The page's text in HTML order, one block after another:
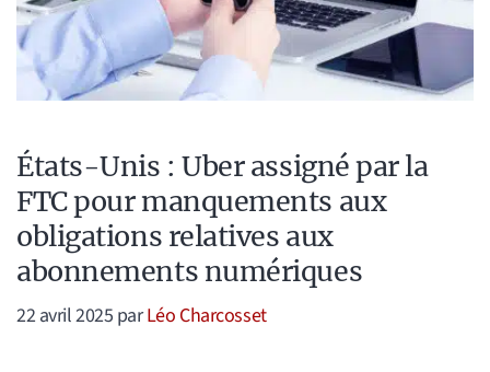
États-Unis : Uber assigné par la
FTC pour manquements aux
obligations relatives aux
abonnements numériques
22 avril 2025 parLéo Charcosset